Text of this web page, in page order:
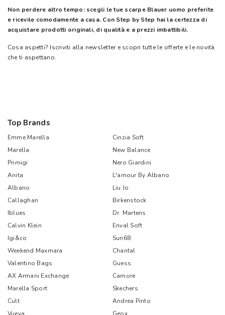
Non perdere altro tempo: scegli le tue scarpe Blauer uomo preferite
e ricevile comodamente a casa. Con Step by Step hai la certezza di
acquistare prodotti originali, di qualità e a prezzi imbattibili.
Cosa aspetti? Iscriviti alla newsletter e scopri tutte le offerte e le novità
che ti aspettano.
Top Brands
Emme Marella
Cinzia Soft
Marella
New Balance
Primigi
Nero Giardini
Anita
L'amour By Albano
Albano
Liu Jo
Callaghan
Birkenstock
Iblues
Dr. Martens
Calvin Klein
Enval Soft
Igi&co
Sun68
Weekend Maxmara
Chantal
Valentino Bags
Guess
AX Armani Exchange
Camore
Marella Sport
Skechers
Cult
Andrea Pinto